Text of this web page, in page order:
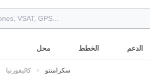
محل الخطط الدعم
كاليفورنيا سكرامنتو